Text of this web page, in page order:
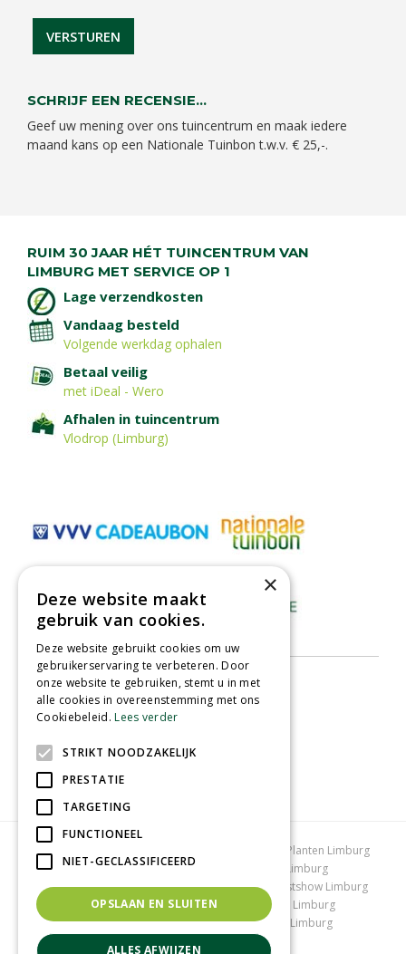
SCHRIJF EEN RECENSIE...
Geef uw mening over ons tuincentrum en maak iedere
maand kans op een Nationale Tuinbon t.w.v. € 25,-.
RUIM 30 JAAR HÉT TUINCENTRUM VAN
LIMBURG MET SERVICE OP 1
Lage verzendkosten
Vandaag besteld
Volgende werkdag ophalen
Betaal veilig
met iDeal - Wero
Afhalen in tuincentrum
Vlodrop (Limburg)
Tuincentrum Limburg
Planten Limburg
Bomen en struiken Limburg
Tuinplanten Limburg
Tuincentrum Vlodrop Gartencenter Vlodrop
Kerstshow Limburg
Kerstverlichting Lemax huisjes
Vijvervissen Limburg
Graszoden kopen Limburg Tuinmeubelen Limburg
Tuincentrum Roermond
×
Deze website maakt
gebruik van cookies.
Deze website gebruikt cookies om uw
gebruikerservaring te verbeteren. Door
onze website te gebruiken, stemt u in met
alle cookies in overeenstemming met ons
Cookiebeleid.Lees verder
STRIKT NOODZAKELIJK
PRESTATIE
TARGETING
FUNCTIONEEL
NIET-GECLASSIFICEERD
OPSLAAN EN SLUITEN
ALLES AFWIJZEN